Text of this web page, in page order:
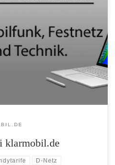
Flat 500 für 14,85 Euro im
in alle deutschen Handynetze
bis zu 14 Mbit/s 9 Cent […]
klarmobil.de
D-Netz